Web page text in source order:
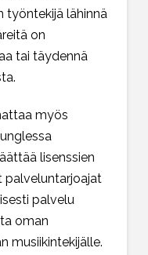
työntekijä lähinnä
on
tai täydennä
myös
lisenssien
palveluntarjoajat
palvelu
oman
musiikintekijälle.